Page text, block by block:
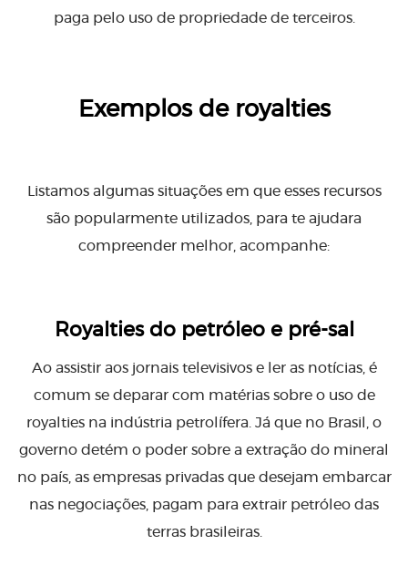
paga pelo uso de propriedade de terceiros.
Exemplos de royalties
Listamos algumas situações em que esses recursos
são popularmente utilizados, para te ajudara
compreender melhor, acompanhe:
Royalties do petróleo e pré-sal
Ao assistir aos jornais televisivos e ler as notícias, é
comum se deparar com matérias sobre o uso de
royalties na indústria petrolífera. Já que no Brasil, o
governo detém o poder sobre a extração do mineral
no país, as empresas privadas que desejam embarcar
nas negociações, pagam para extrair petróleo das
terras brasileiras.